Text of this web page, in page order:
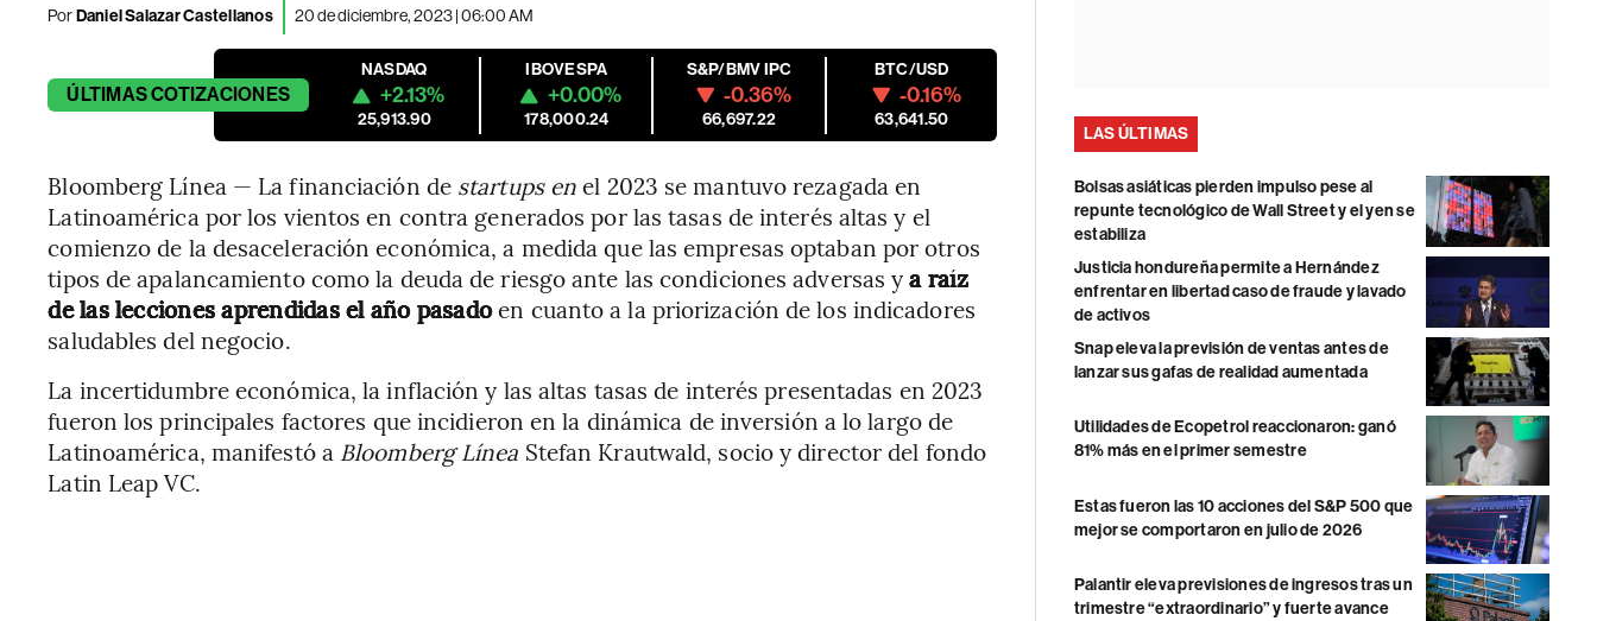
PorDaniel Salazar Castellanos 20 de diciembre, 2023 | 06:00 AM
ÚLTIMASCOTIZACIONES
NASDAQ
+2.13%
25,913.90
IBOVESPA
+0.00%
178,000.24
S&P/BMV IPC
-0.36%
66,697.22
BTC/USD
-0.16%
63,641.50
Bloomberg Línea — La financiación de startups enel 2023 se mantuvo rezagada en
Latinoamérica por los vientos en contra generados por las tasas de interés altas y el
comienzo de la desaceleración económica, a medida que las empresas optaban por otros
tipos de apalancamiento como la deuda de riesgo ante las condiciones adversas ya raíz
de las lecciones aprendidas el año pasadoen cuanto a la priorización de los indicadores
saludables del negocio.
La incertidumbre económica, la inflación y las altas tasas de interés presentadas en 2023
fueron los principales factores que incidieron en la dinámica de inversión a lo largo de
Latinoamérica, manifestó a Bloomberg Línea Stefan Krautwald, socio y director del fondo
Latin Leap VC.
LAS ÚLTIMAS
Bolsas asiáticas pierden impulso pese al
repunte tecnológico de Wall Street y el yen se
estabiliza
Justicia hondureña permite a Hernández
enfrentar en libertad caso de fraude y lavado
de activos
Snap eleva la previsión de ventas antes de
lanzar sus gafas de realidad aumentada
Utilidades de Ecopetrol reaccionaron: ganó
81% más en el primer semestre
Estas fueron las 10 acciones del S&P 500 que
mejor se comportaron en julio de 2026
Palantir eleva previsiones de ingresos tras un
trimestre “extraordinario” y fuerte avance